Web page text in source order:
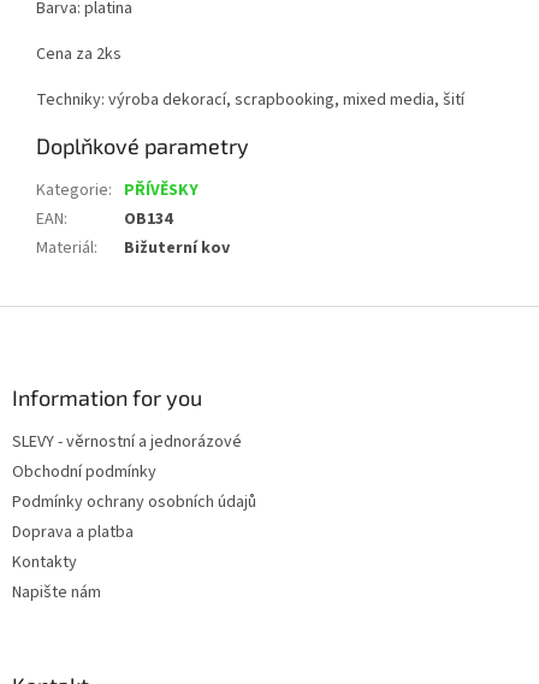
Barva: platina
Cena za 2ks
Techniky: výroba dekorací, scrapbooking, mixed media, šití
Doplňkové parametry
Kategorie: PŘÍVĚSKY
EAN:
OB134
Materiál: Bižuterní kov
Information for you
SLEVY - věrnostní a jednorázové
Obchodní podmínky
Podmínky ochrany osobních údajů
Doprava a platba
Kontakty
Napište nám